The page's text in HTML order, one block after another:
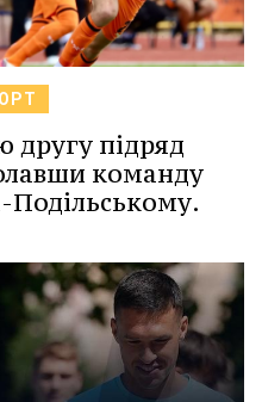
другу підряд
команду
Подільському.